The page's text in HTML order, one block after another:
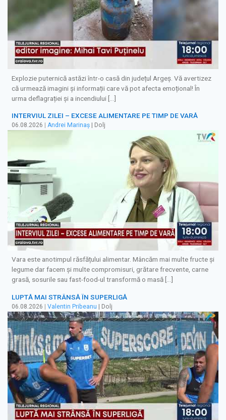
Explozie puternică astăzi într-o casă din județul Argeș. Vă avertizez
că urmează imagini și informații care vă pot afecta emoțional! În
urma deflagrației și a incendiului […]
INTERVIUL ZILEI – EXCESE ALIMENTARE PE TIMP DE VARĂ
06.08.2026 Andrei Marinaș | Dolj
Vara este anotimpul răsfățului alimentar. Mâncăm mai multe fructe și
legume dar facem și multe compromisuri, grătare frecvente, carne
grasă, sosurile sau fast-food-ul transformă o masă […]
LUPTĂ MAI STRÂNSĂ ÎN SUPERLIGĂ
06.08.2026 | Valentin Pribeanu | Dolj